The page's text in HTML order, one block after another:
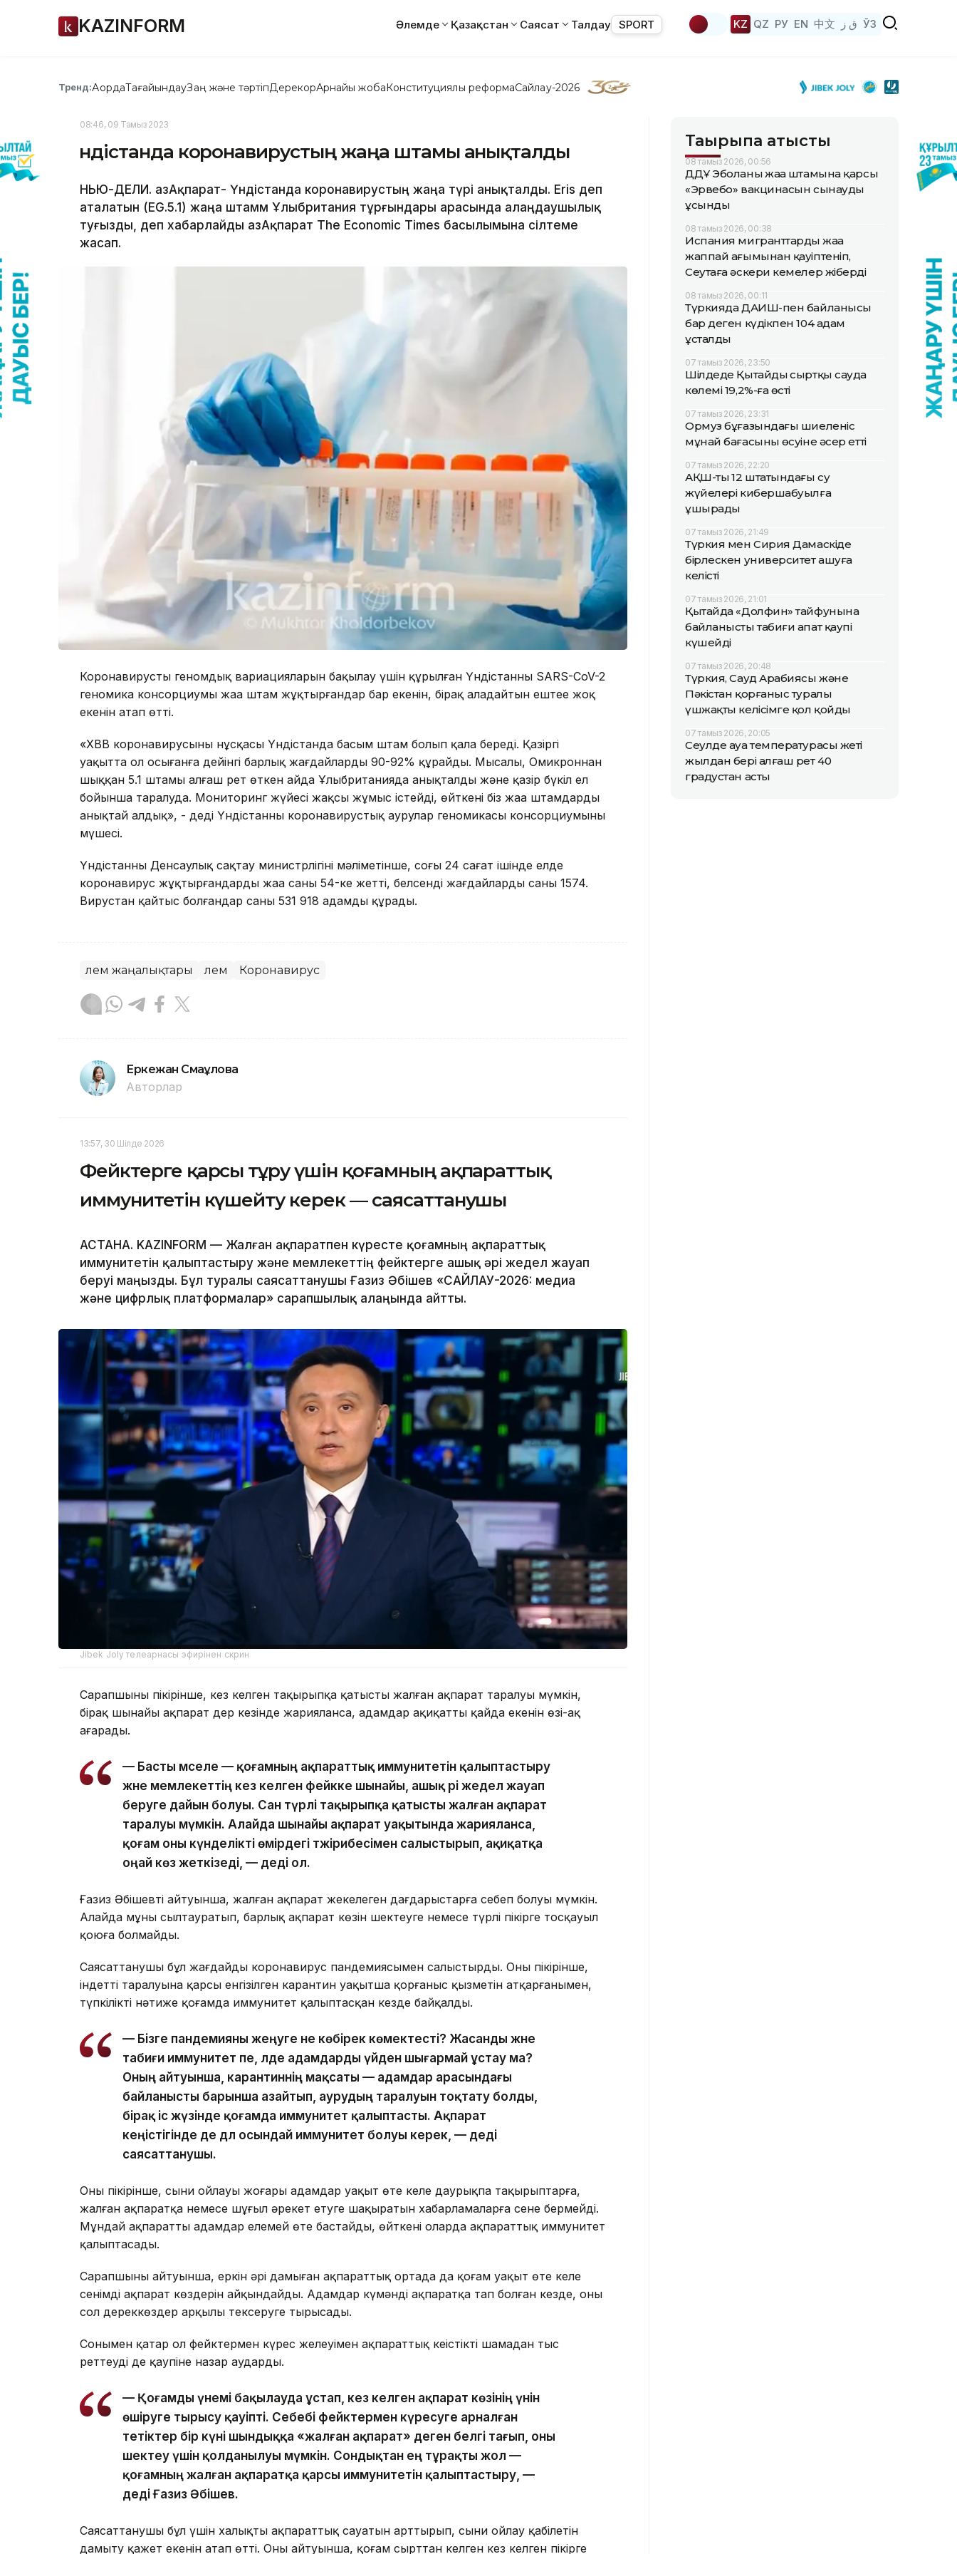
KAZINFORM Әлемде Қазақстан Саясат Талдау SPORT KZ QZ РУ EN 中文 ق ز ЎЗ
Тренд:АқордаТағайындауЗаң және тәртіпДерекқорАрнайы жобаКонституциялық реформаСайлау-2026
08:46, 09 Тамыз 2023
Үндістанда коронавирустың жаңа штамы анықталды
НЬЮ-ДЕЛИ. ҚазАқпарат- Үндістанда коронавирустың жаңа түрі анықталды. Eris деп
аталатын (EG.5.1) жаңа штамм Ұлыбритания тұрғындары арасында алаңдаушылық
туғызды, деп хабарлайды ҚазАқпарат The Economic Times басылымына сілтеме
жасап.
Коронавирустың геномдық вариацияларын бақылау үшін құрылған Үндістанның SARS-CoV-2
геномика консорциумы жаңа штам жұқтырғандар бар екенін, бірақ алаңдайтын ештеңе жоқ
екенін атап өтті.
«ХВВ коронавирусының нұсқасы Үндістанда басым штам болып қала береді. Қазіргі
уақытта ол осығанға дейінгі барлық жағдайлардың 90-92% құрайды. Мысалы, Омикроннан
шыққан 5.1 штамы алғаш рет өткен айда Ұлыбританияда анықталды және қазір бүкіл ел
бойынша таралуда. Мониторинг жүйесі жақсы жұмыс істейді, өйткені біз жаңа штамдарды
анықтай алдық», - деді Үндістанның коронавирустық аурулар геномикасы консорциумының
мүшесі.
Үндістанның Денсаулық сақтау министрлігінің мәліметінше, соңғы 24 сағат ішінде елде
коронавирус жұқтырғандардың жаңа саны 54-ке жетті, белсенді жағдайлардың саны 1574.
Вирустан қайтыс болғандар саны 531 918 адамды құрады.
Әлем жаңалықтары Әлем Коронавирус
Еркежан Смағұлова
Авторлар
13:57, 30 Шілде 2026
Фейктерге қарсы тұру үшін қоғамның ақпараттық
иммунитетін күшейту керек — саясаттанушы
АСТАНА. KAZINFORM — Жалған ақпаратпен күресте қоғамның ақпараттық
иммунитетін қалыптастыру және мемлекеттің фейктерге ашық әрі жедел жауап
беруі маңызды. Бұл туралы саясаттанушы Ғазиз Әбішев «САЙЛАУ-2026: медиа
және цифрлық платформалар» сарапшылық алаңында айтты.
Jibek Joly телеарнасы эфирінен скрин
Сарапшының пікірінше, кез келген тақырыпқа қатысты жалған ақпарат таралуы мүмкін,
бірақ шынайы ақпарат дер кезінде жарияланса, адамдар ақиқаттың қайда екенін өзі-ақ
аңғарады.
— Басты мәселе — қоғамның ақпараттық иммунитетін қалыптастыру
және мемлекеттің кез келген фейкке шынайы, ашық әрі жедел жауап
беруге дайын болуы. Сан түрлі тақырыпқа қатысты жалған ақпарат
таралуы мүмкін. Алайда шынайы ақпарат уақытында жарияланса,
қоғам оны күнделікті өмірдегі тәжірибесімен салыстырып, ақиқатқа
оңай көз жеткізеді, — деді ол.
Ғазиз Әбішевтің айтуынша, жалған ақпарат жекелеген дағдарыстарға себеп болуы мүмкін.
Алайда мұны сылтауратып, барлық ақпарат көзін шектеуге немесе түрлі пікірге тосқауыл
қоюға болмайды.
Саясаттанушы бұл жағдайды коронавирус пандемиясымен салыстырды. Оның пікірінше,
індеттің таралуына қарсы енгізілген карантин уақытша қорғаныс қызметін атқарғанымен,
түпкілікті нәтиже қоғамда иммунитет қалыптасқан кезде байқалды.
— Бізге пандемияны жеңуге не көбірек көмектесті? Жасанды және
табиғи иммунитет пе, әлде адамдарды үйден шығармай ұстау ма?
Оның айтуынша, карантиннің мақсаты — адамдар арасындағы
байланысты барынша азайтып, аурудың таралуын тоқтату болды,
бірақ іс жүзінде қоғамда иммунитет қалыптасты. Ақпарат
кеңістігінде де дәл осындай иммунитет болуы керек, — деді
саясаттанушы.
Оның пікірінше, сыни ойлауы жоғары адамдар уақыт өте келе даурықпа тақырыптарға,
жалған ақпаратқа немесе шұғыл әрекет етуге шақыратын хабарламаларға сене бермейді.
Мұндай ақпаратты адамдар елемей өте бастайды, өйткені оларда ақпараттық иммунитет
қалыптасады.
Сарапшының айтуынша, еркін әрі дамыған ақпараттық ортада да қоғам уақыт өте келе
сенімді ақпарат көздерін айқындайды. Адамдар күмәнді ақпаратқа тап болған кезде, оны
сол дереккөздер арқылы тексеруге тырысады.
Сонымен қатар ол фейктермен күрес желеуімен ақпараттық кеңістікті шамадан тыс
реттеудің де қаупіне назар аударды.
— Қоғамды үнемі бақылауда ұстап, кез келген ақпарат көзінің үнін
өшіруге тырысу қауіпті. Себебі фейктермен күресуге арналған
тетіктер бір күні шындыққа «жалған ақпарат» деген белгі тағып, оны
шектеу үшін қолданылуы мүмкін. Сондықтан ең тұрақты жол —
қоғамның жалған ақпаратқа қарсы иммунитетін қалыптастыру, —
деді Ғазиз Әбішев.
Саясаттанушы бұл үшін халықтың ақпараттық сауатын арттырып, сыни ойлау қабілетін
дамыту қажет екенін атап өтті. Оның айтуынша, қоғам сырттан келген кез келген пікірге
Тақырыпқа қатысты
08 тамыз 2026, 00:56
ДДҰ Эболаның жаңа штамына қарсы
«Эрвебо» вакцинасын сынауды
ұсынды
08 тамыз 2026, 00:38
Испания мигранттардың жаңа
жаппай ағымынан қауіптеніп,
Сеутаға әскери кемелер жіберді
08 тамыз 2026, 00:11
Түркияда ДАИШ-пен байланысы
бар деген күдікпен 104 адам
ұсталды
07 тамыз 2026, 23:50
Шілдеде Қытайдың сыртқы сауда
көлемі 19,2%-ға өсті
07 тамыз 2026, 23:31
Ормуз бұғазындағы шиеленіс
мұнай бағасының өсуіне әсер етті
07 тамыз 2026, 22:20
АҚШ-тың 12 штатындағы су
жүйелері кибершабуылға
ұшырады
07 тамыз 2026, 21:49
Түркия мен Сирия Дамаскіде
бірлескен университет ашуға
келісті
07 тамыз 2026, 21:01
Қытайда «Долфин» тайфунына
байланысты табиғи апат қаупі
күшейді
07 тамыз 2026, 20:48
Түркия, Сауд Арабиясы және
Пәкістан қорғаныс туралы
үшжақты келісімге қол қойды
07 тамыз 2026, 20:05
Сеулде ауа температурасы жеті
жылдан бері алғаш рет 40
градустан асты